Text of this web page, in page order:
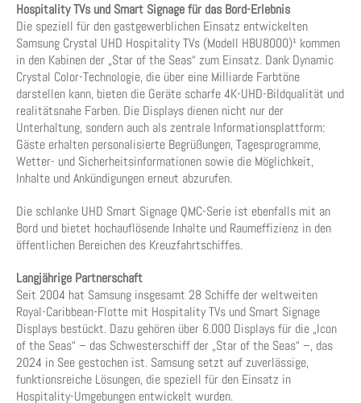
Hospitality TVs und Smart Signage für das Bord-Erlebnis
Die speziell für den gastgewerblichen Einsatz entwickelten
Samsung Crystal UHD Hospitality TVs (Modell HBU8000)¹ kommen
in den Kabinen der „Star of the Seas“ zum Einsatz. Dank Dynamic
Crystal Color-Technologie, die über eine Milliarde Farbtöne
darstellen kann, bieten die Geräte scharfe 4K-UHD-Bildqualität und
realitätsnahe Farben. Die Displays dienen nicht nur der
Unterhaltung, sondern auch als zentrale Informationsplattform:
Gäste erhalten personalisierte Begrüßungen, Tagesprogramme,
Wetter- und Sicherheitsinformationen sowie die Möglichkeit,
Inhalte und Ankündigungen erneut abzurufen.
Die schlanke UHD Smart Signage QMC-Serie ist ebenfalls mit an
Bord und bietet hochauflösende Inhalte und Raumeffizienz in den
öffentlichen Bereichen des Kreuzfahrtschiffes.
Langjährige Partnerschaft
Seit 2004 hat Samsung insgesamt 28 Schiffe der weltweiten
Royal-Caribbean-Flotte mit Hospitality TVs und Smart Signage
Displays bestückt. Dazu gehören über 6.000 Displays für die „Icon
of the Seas“ – das Schwesterschiff der „Star of the Seas“ –, das
2024 in See gestochen ist. Samsung setzt auf zuverlässige,
funktionsreiche Lösungen, die speziell für den Einsatz in
Hospitality-Umgebungen entwickelt wurden.